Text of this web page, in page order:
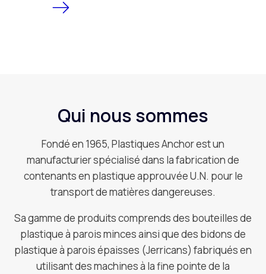
Qui nous sommes
Fondé en 1965, Plastiques Anchor est un
manufacturier spécialisé dans la fabrication de
contenants en plastique approuvée U.N. pour le
transport de matières dangereuses.
Sa gamme de produits comprends des bouteilles de
plastique à parois minces ainsi que des bidons de
plastique à parois épaisses (Jerricans) fabriqués en
utilisant des machines à la fine pointe de la